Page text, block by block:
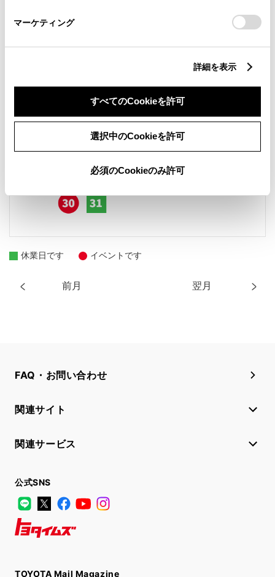
マーケティング
詳細を表示
すべてのCookieを許可
選択中のCookieを許可
必須のCookieのみ許可
前月 翌月
休業日です イベントです
FAQ・お問い合わせ
関連サイト
関連サービス
公式SNS
LINE
X FacebookYouTube
TOYOTA Mail Magazine